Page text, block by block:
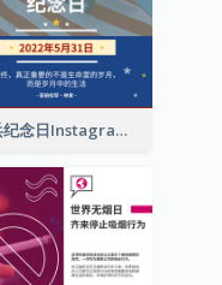
亡兵纪念日Instagram帖子(附名言引用)